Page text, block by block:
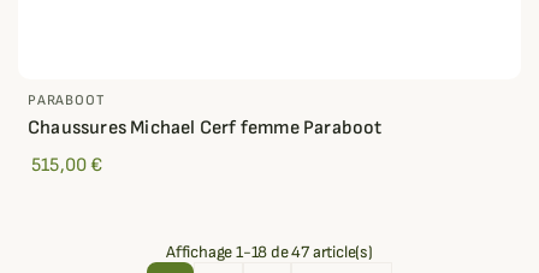
PARABOOT
Chaussures Michael Cerf femme Paraboot
515,00 €
Affichage 1-18 de 47 article(s)